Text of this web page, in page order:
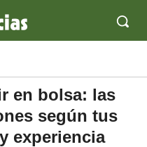
en bolsa: las
según tus
experiencia